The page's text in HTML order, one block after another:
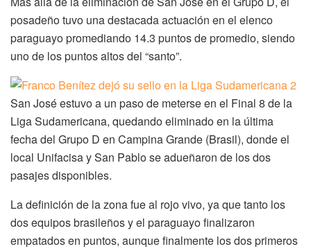
posadeño tuvo una destacada actuación en el elenco
paraguayo promediando 14.3 puntos de promedio, siendo
uno de los puntos altos del “santo”.
San José estuvo a un paso de meterse en el Final 8 de la
Liga Sudamericana, quedando eliminado en la última
fecha del Grupo D en Campina Grande (Brasil), donde el
local Unifacisa y San Pablo se adueñaron de los dos
pasajes disponibles.
La definición de la zona fue al rojo vivo, ya que tanto los
dos equipos brasileños y el paraguayo finalizaron
empatados en puntos, aunque finalmente los dos primeros